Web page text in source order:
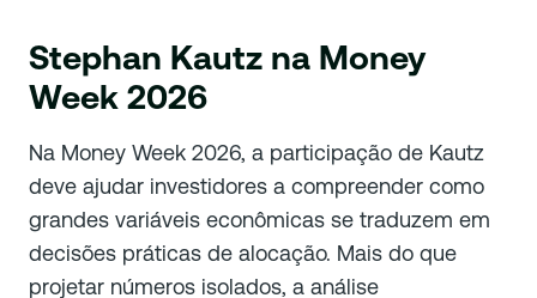
Stephan Kautz na Money
Week 2026
Na Money Week 2026, a participação de Kautz
deve ajudar investidores a compreender como
grandes variáveis econômicas se traduzem em
decisões práticas de alocação. Mais do que
projetar números isolados, a análise